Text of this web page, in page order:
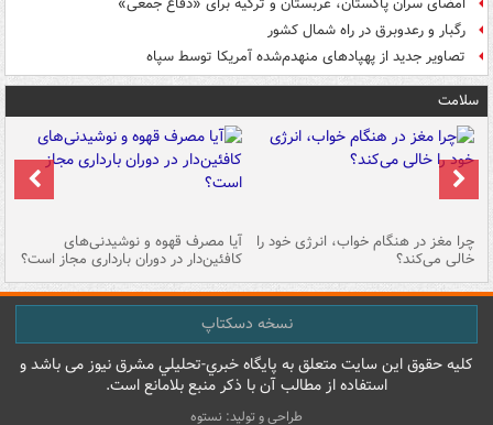
رگبار و رعدوبرق در راه شمال کشور
تصاویر جدید از پهپادهای منهدم‌شده آمریکا توسط سپاه
سلامت
چرا مغز در هنگام خواب، انرژی خود را
خالی می‌کند؟
آیا مصرف قهوه و نوشیدنی‌های
کافئین‌دار در دوران بارداری مجاز است؟
نسخه دسکتاپ
کليه حقوق اين سايت متعلق به پایگاه خبري-تحليلي مشرق نيوز می باشد و
استفاده از مطالب آن با ذکر منبع بلامانع است.
طراحی و تولید: نستوه